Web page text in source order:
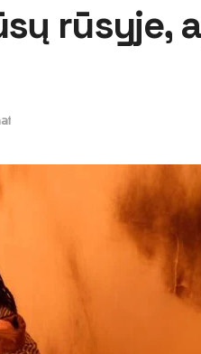
rūsyje,